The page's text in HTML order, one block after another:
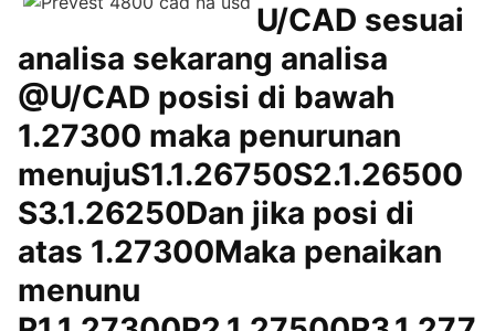
U/CAD sesuai
analisa sekarang analisa
@U/CAD posisi di bawah
1.27300 maka penurunan
menujuS1.1.26750S2.1.26500
S3.1.26250Dan jika posi di
atas 1.27300Maka penaikan
menunu